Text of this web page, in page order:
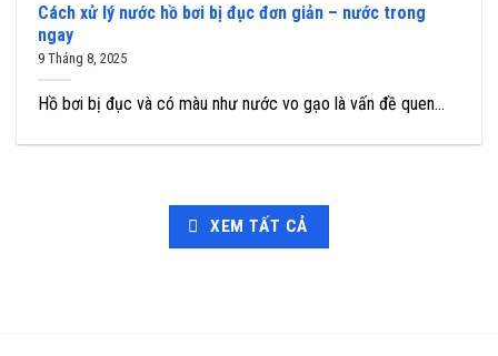
Cách xử lý nước hồ bơi bị đục đơn giản – nước trong
ngay
9 Tháng 8, 2025
Hồ bơi bị đục và có màu như nước vo gạo là vấn đề quen...
XEM TẤT CẢ